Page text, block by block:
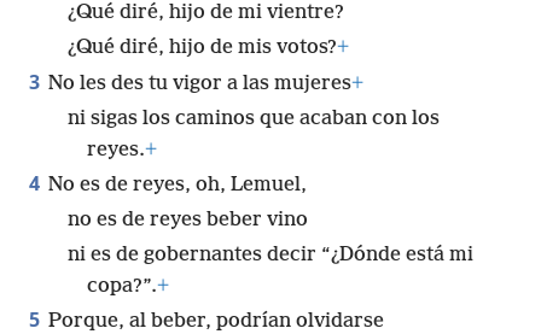
¿Qué diré, hijo de mi vientre?
¿Qué diré, hijo de mis votos?+
3 No les des tu vigor a las mujeres+
ni sigas los caminos que acaban con los
reyes.+
4 No es de reyes, oh, Lemuel,
no es de reyes beber vino
ni es de gobernantes decir “¿Dónde está mi
copa?”.+
5 Porque, al beber, podrían olvidarse